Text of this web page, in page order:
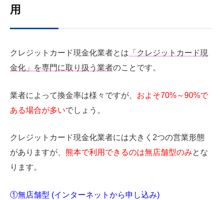
用
クレジットカード現金化業者とは 「クレジットカード現
金化」を専門に取り扱う業者のことです。
業者によって換金率は様々ですが、 およそ70%～90%で
ある場合が多いでしょう。
クレジットカード現金化業者には大きく2つの営業形態
がありますが、 熊本で利用できるのは無店舗型のみとな
ります。
①無店舗型 (インターネットから申し込み)